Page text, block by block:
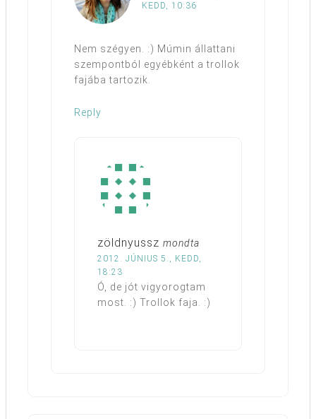
KEDD, 10:36
Nem szégyen. :) Múmin állattani
szempontból egyébként a trollok
fajába tartozik.
Reply
zöldnyussz mondta
2012. JÚNIUS 5., KEDD,
18:23
Ó, de jót vigyorogtam
most. :) Trollok faja. :)